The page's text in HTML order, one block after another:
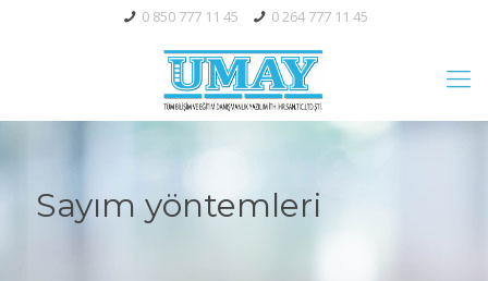
0 850 777 11 45 0 264 777 11 45
Sayım yöntemleri